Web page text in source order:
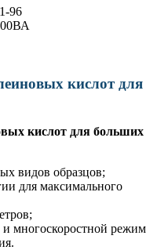
96
кислот для
кислот для больших
видов образцов;
для максимального
многоскоростной режим